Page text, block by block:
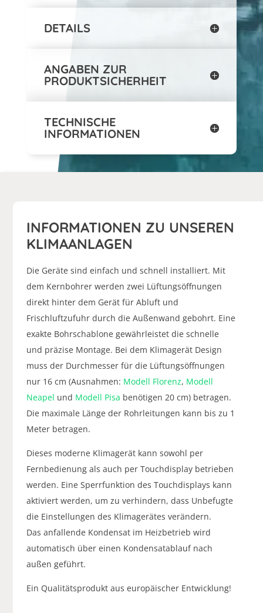
DETAILS
ANGABEN ZUR
PRODUKTSICHERHEIT
TECHNISCHE
INFORMATIONEN
INFORMATIONEN ZU UNSEREN
KLIMAANLAGEN
Die Geräte sind einfach und schnell installiert. Mit
dem Kernbohrer werden zwei Lüftungsöffnungen
direkt hinter dem Gerät für Abluft und
Frischluftzufuhr durch die Außenwand gebohrt. Eine
exakte Bohrschablone gewährleistet die schnelle
und präzise Montage. Bei dem Klimagerät Design
muss der Durchmesser für die Lüftungsöffnungen
nur 16 cm (Ausnahmen: Modell Florenz, Modell
Neapel und Modell Pisa benötigen 20 cm) betragen.
Die maximale Länge der Rohrleitungen kann bis zu 1
Meter betragen.
Dieses moderne Klimagerät kann sowohl per
Fernbedienung als auch per Touchdisplay betrieben
werden. Eine Sperrfunktion des Touchdisplays kann
aktiviert werden, um zu verhindern, dass Unbefugte
die Einstellungen des Klimagerätes verändern.
Das anfallende Kondensat im Heizbetrieb wird
automatisch über einen Kondensatablauf nach
außen geführt.
Ein Qualitätsprodukt aus europäischer Entwicklung!